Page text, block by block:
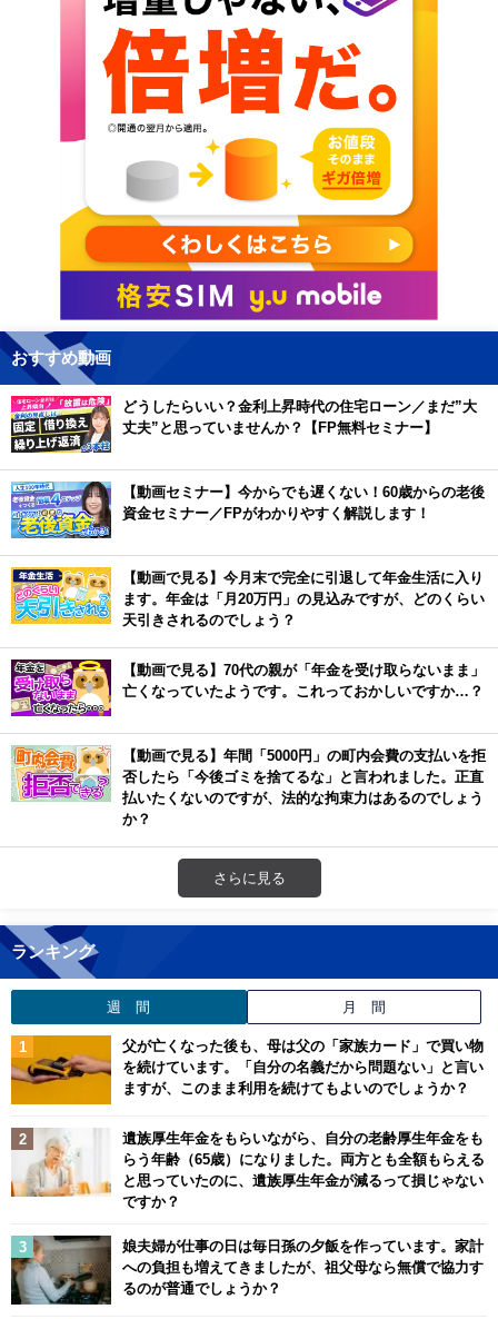
おすすめ動画
どうしたらいい？金利上昇時代の住宅ローン／まだ”大
丈夫”と思っていませんか？【FP無料セミナー】
【動画セミナー】今からでも遅くない！60歳からの老後
資金セミナー／FPがわかりやすく解説します！
【動画で見る】今月末で完全に引退して年金生活に入り
ます。年金は「月20万円」の見込みですが、どのくらい
天引きされるのでしょう？
【動画で見る】70代の親が「年金を受け取らないまま」
亡くなっていたようです。これっておかしいですか…？
【動画で見る】年間「5000円」の町内会費の支払いを拒
否したら「今後ゴミを捨てるな」と言われました。正直
払いたくないのですが、法的な拘束力はあるのでしょう
か？
さらに見る
ランキング
週 間 月 間
父が亡くなった後も、母は父の「家族カード」で買い物
を続けています。「自分の名義だから問題ない」と言い
ますが、このまま利用を続けてもよいのでしょうか？
遺族厚生年金をもらいながら、自分の老齢厚生年金をも
らう年齢（65歳）になりました。両方とも全額もらえる
と思っていたのに、遺族厚生年金が減るって損じゃない
ですか？
娘夫婦が仕事の日は毎日孫の夕飯を作っています。家計
への負担も増えてきましたが、祖父母なら無償で協力す
るのが普通でしょうか？